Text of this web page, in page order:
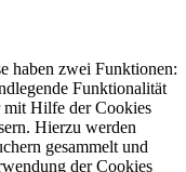
haben zwei Funktionen:
Funktionalität
mit Hilfe der Cookies
Hierzu werden
gesammelt und
der Cookies